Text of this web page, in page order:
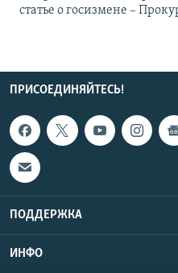
статье о госизмене –
ПРИСОЕДИНЯЙТЕСЬ!
ПОДДЕРЖКА
ИНФО